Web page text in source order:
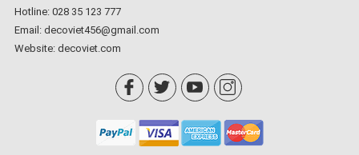
Hotline: 028 35 123 777
Email: decoviet456@gmail.com
Website: decoviet.com